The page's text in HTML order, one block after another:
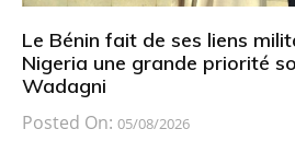
Le Bénin fait de ses liens
Nigeria une grande priorité
Wadagni
Posted On: 05/08/2026